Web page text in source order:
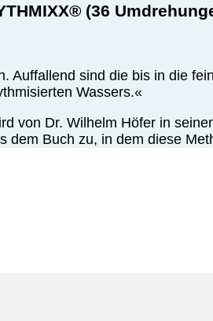
(36
Auffallend sind die bis in die
Wassers.«
von Dr. Wilhelm Höfer in
dem Buch zu, in dem diese